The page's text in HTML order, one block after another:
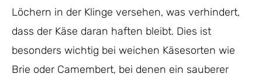
Löchern in der Klinge versehen, was verhindert,
dass der Käse daran haften bleibt. Dies ist
besonders wichtig bei weichen Käsesorten wie
Brie oder Camembert, bei denen ein sauberer